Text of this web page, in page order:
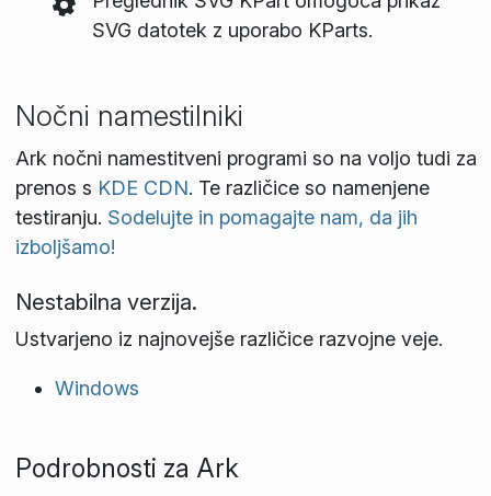
SVG datotek z uporabo KParts.
Nočni namestilniki
Ark nočni namestitveni programi so na voljo tudi za
prenos s KDE CDN. Te različice so namenjene
testiranju. Sodelujte in pomagajte nam, da jih
izboljšamo!
Nestabilna verzija.
Ustvarjeno iz najnovejše različice razvojne veje.
Windows
Podrobnosti za Ark